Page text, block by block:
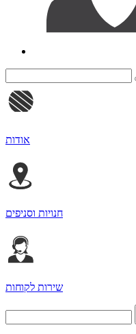
אודות
חנויות וסניפים
שירות לקוחות